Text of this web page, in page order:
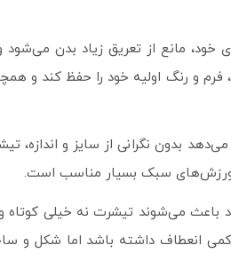
مانع از تعریق زیاد بدن می‌شود و
و رنگ اولیه خود را حفظ کند و
بدون نگرانی از سایز و اندازه،
ورزش‌های سبک بسیار مناسب است.
باعث می‌شوند تیشرت نه خیلی کوتاه
انعطاف داشته باشد اما شکل و